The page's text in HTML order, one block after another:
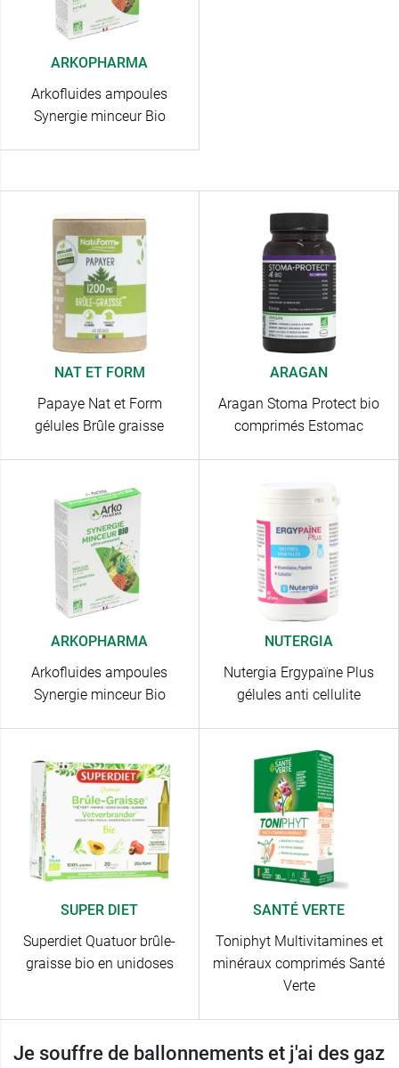
ARKOPHARMA
Arkofluides ampoules
Synergie minceur Bio
NAT ET FORM
Papaye Nat et Form
gélules Brûle graisse
ARAGAN
Aragan Stoma Protect bio
comprimés Estomac
ARKOPHARMA
Arkofluides ampoules
Synergie minceur Bio
NUTERGIA
Nutergia Ergypaïne Plus
gélules anti cellulite
SUPER DIET
Superdiet Quatuor brûle-
graisse bio en unidoses
SANTÉ VERTE
Toniphyt Multivitamines et
minéraux comprimés Santé
Verte
Je souffre de ballonnements et j'ai des gaz